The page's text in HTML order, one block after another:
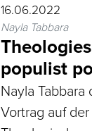
16.06.2022
Nayla Tabbara
populist
Nayla
Vortrag auf